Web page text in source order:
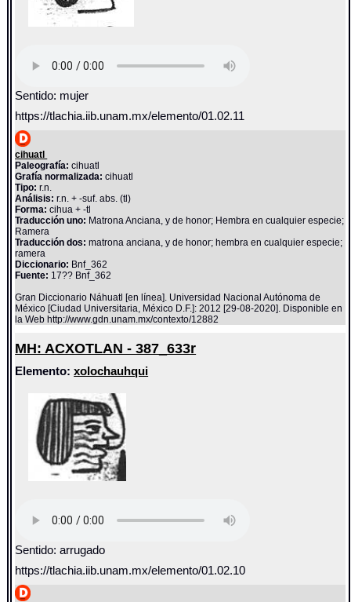
Sentido: mujer
https://tlachia.iib.unam.mx/elemento/01.02.11
cihuatl
Paleografía: cihuatl
Grafía normalizada: cihuatl
Tipo: r.n.
Análisis: r.n. + -suf. abs. (tl)
Forma: cihua + -tl
Traducción uno: Matrona Anciana, y de honor; Hembra en cualquier especie;
Ramera
Traducción dos: matrona anciana, y de honor; hembra en cualquier especie;
ramera
Diccionario: Bnf_362
Fuente: 17?? Bnf_362
Gran Diccionario Náhuatl [en línea]. Universidad Nacional Autónoma de
México [Ciudad Universitaria, México D.F.]: 2012 [29-08-2020]. Disponible en
la Web http://www.gdn.unam.mx/contexto/12882
MH: ACXOTLAN - 387_633r
Elemento:xolochauhqui
Sentido: arrugado
https://tlachia.iib.unam.mx/elemento/01.02.10